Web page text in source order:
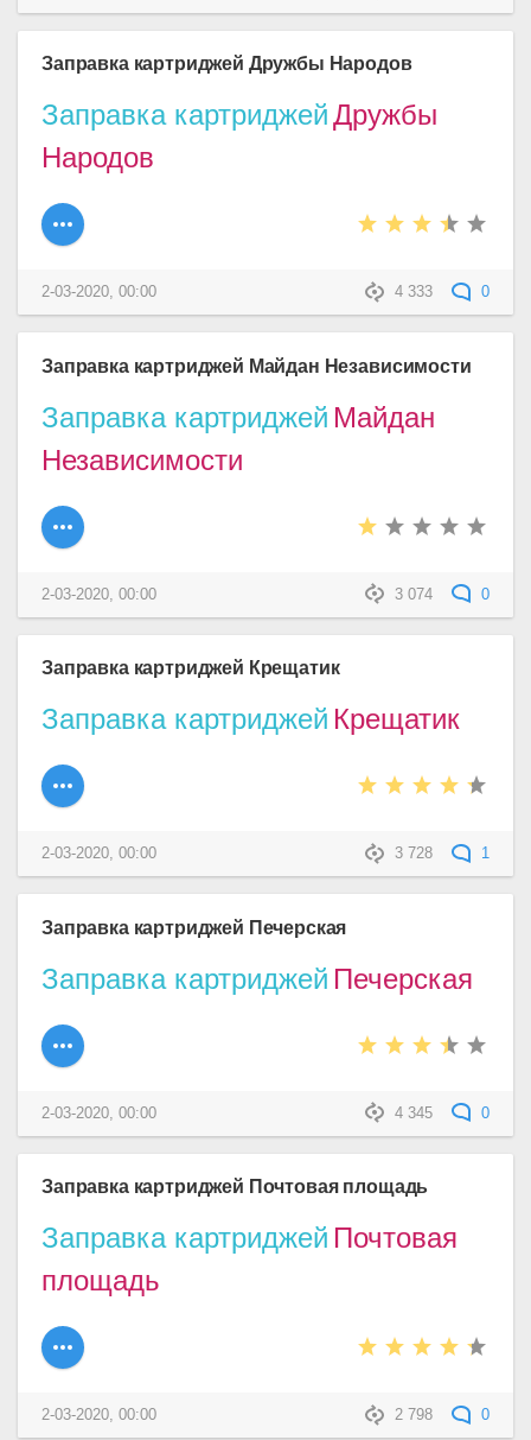
Заправка картриджей Дружбы Народов
Заправка картриджейДружбы
Народов
4 333 0
2-03-2020, 00:00
Заправка картриджей Майдан Независимости
Заправка картриджей Майдан
Независимости
3 074 0
2-03-2020, 00:00
Заправка картриджей Крещатик
Заправка картриджей Крещатик
3 728 1
2-03-2020, 00:00
Заправка картриджей Печерская
Заправка картриджей Печерская
4 345 0
2-03-2020, 00:00
Заправка картриджей Почтовая площадь
Заправка картриджей Почтовая
площадь
2 798 0
2-03-2020, 00:00